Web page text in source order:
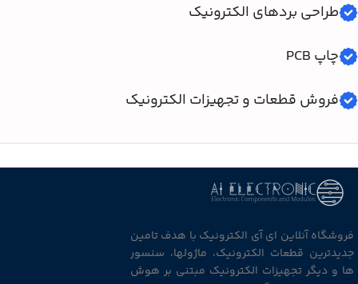
طراحی بردهای الکترونیک
چاپ PCB
فروش قطعات و تجهیزات الکترونیک
فروشگاه آنلاین ای آی الکترونیک با هدف تامین
جدیدترین قطعات الکترونیک، ماژولها، سنسور
ها و دیگر تجهیزات الکترونیک مبتنی بر هوش